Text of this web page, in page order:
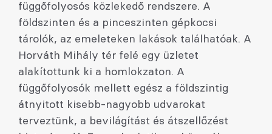
függőfolyosós közlekedő rendszere. A
földszinten és a pinceszinten gépkocsi
tárolók, az emeleteken lakások találhatóak. A
Horváth Mihály tér felé egy üzletet
alakítottunk ki a homlokzaton. A
függőfolyosók mellett egész a földszintig
átnyitott kisebb-nagyobb udvarokat
terveztünk, a bevilágítást és átszellőzést